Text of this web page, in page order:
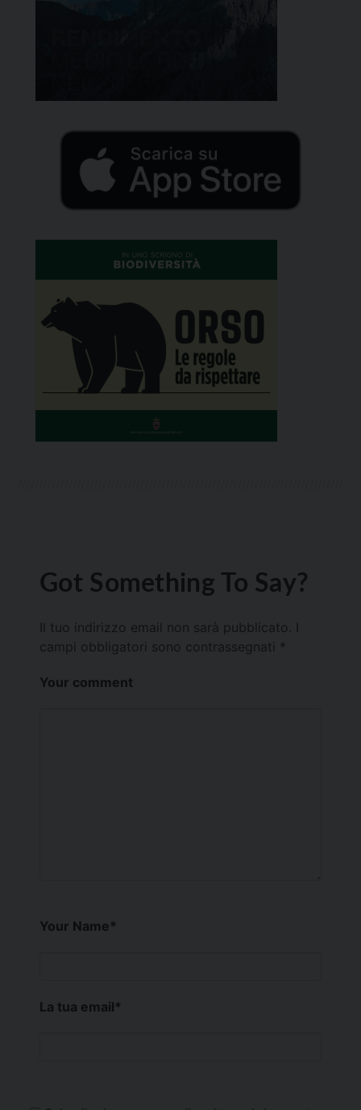
Got Something To Say?
Il tuo indirizzo email non sarà pubblicato.
campi obbligatori sono contrassegnati *
Your comment
Your Name*
La tua email*